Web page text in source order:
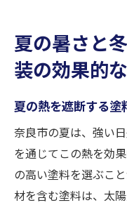
夏の暑さと
装の効果的
夏の熱を遮断する塗
奈良市の夏は、強い
を通じてこの熱を効
の高い塗料を選ぶこ
材を含む塗料は、太